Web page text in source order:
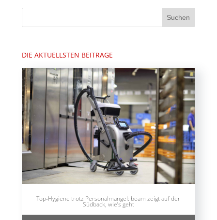
DIE AKTUELLSTEN BEITRÄGE
Top-Hygiene trotz Personalmangel: beam zeigt auf der
Südback, wie’s geht